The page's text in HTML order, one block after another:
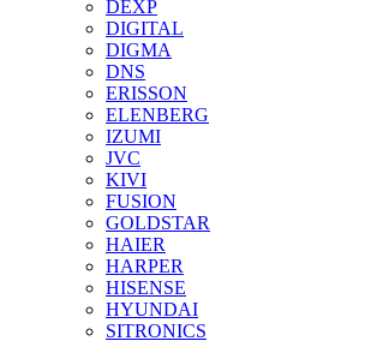
DEXP
DIGITAL
DIGMA
DNS
ERISSON
ELENBERG
IZUMI
JVC
KIVI
FUSION
GOLDSTAR
HAIER
HARPER
HISENSE
HYUNDAI
SITRONICS